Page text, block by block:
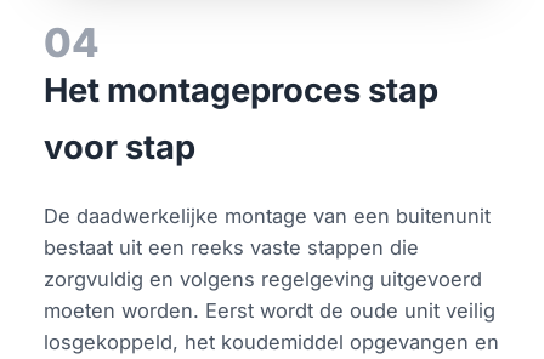
04
Het montageproces stap
voor stap
De daadwerkelijke montage van een buitenunit
bestaat uit een reeks vaste stappen die
zorgvuldig en volgens regelgeving uitgevoerd
moeten worden. Eerst wordt de oude unit veilig
losgekoppeld, het koudemiddel opgevangen en